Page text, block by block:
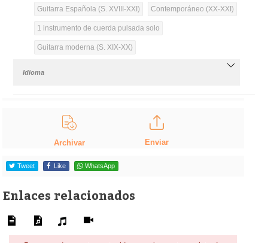
Guitarra Española (S. XVIII-XXI) Contemporáneo (XX-XXI)
1 instrumento de cuerda pulsada solo
Guitarra moderna (S. XIX-XX)
Idioma
Archivar Enviar
Tweet Like WhatsApp
Enlaces relacionados